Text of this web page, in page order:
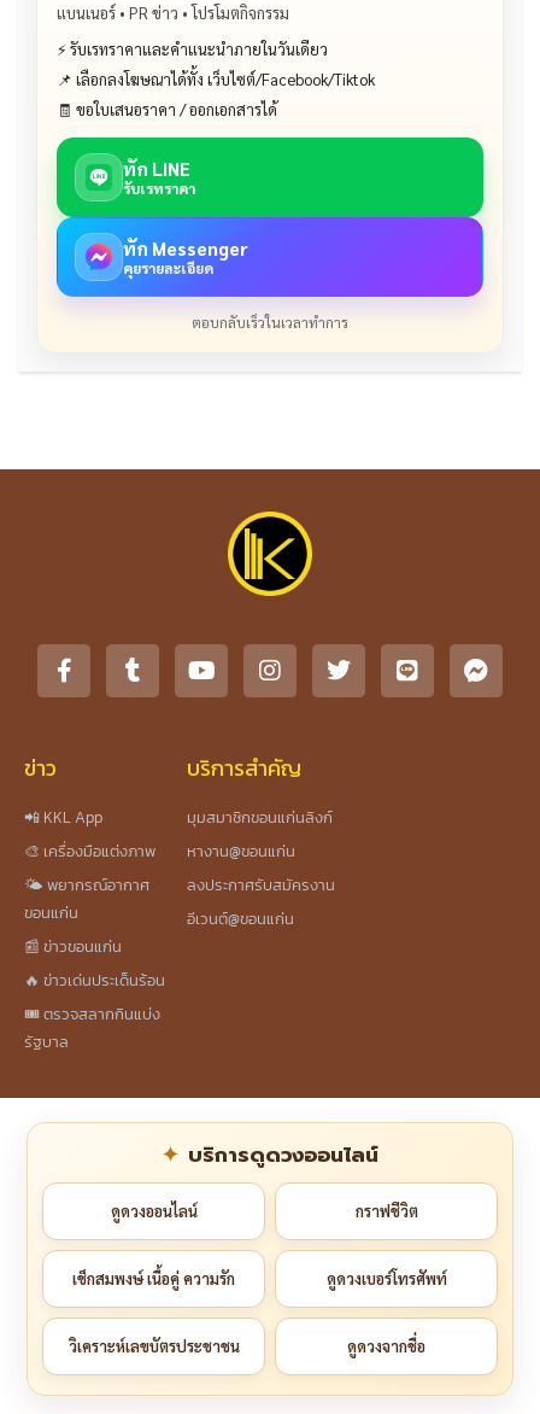
แบนเนอร์ • PR ข่าว • โปรโมตกิจกรรม
⚡ รับเรทราคาและคำแนะนำภายในวันเดียว
📌 เลือกลงโฆษณาได้ทั้ง เว็บไซต์/Facebook/Tiktok
🧾 ขอใบเสนอราคา / ออกเอกสารได้
ทัก LINE
รับเรทราคา
ทัก Messenger
คุยรายละเอียด
ตอบกลับเร็วในเวลาทำการ
ข่าว
📲 KKL App
🎨 เครื่องมือแต่งภาพ
🌤️ พยากรณ์อากาศ
ขอนแก่น
📰 ข่าวขอนแก่น
🔥 ข่าวเด่นประเด็นร้อน
🎟️ ตรวจสลากกินแบ่ง
รัฐบาล
บริการสำคัญ
มุมสมาชิกขอนแก่นลิงก์
หางาน@ขอนแก่น
ลงประกาศรับสมัครงาน
อีเวนต์@ขอนแก่น
บริการดูดวงออนไลน์
ดูดวงออนไลน์ กราฟชีวิต
เช็กสมพงษ์ เนื้อคู่ ความรัก ดูดวงเบอร์โทรศัพท์
วิเคราะห์เลขบัตรประชาชน ดูดวงจากชื่อ